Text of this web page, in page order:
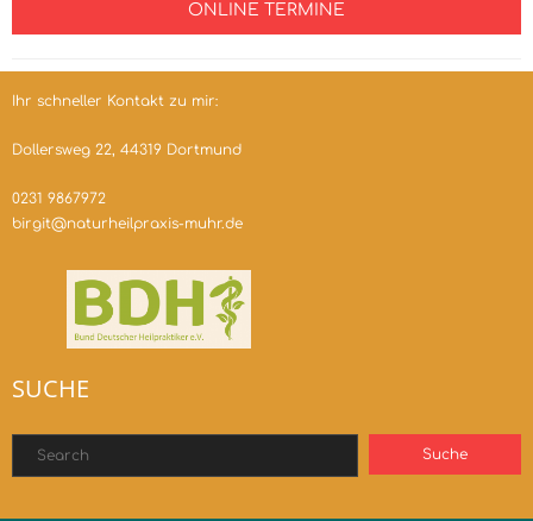
ONLINE TERMINE
Ihr schneller Kontakt zu mir:
Dollersweg 22, 44319 Dortmund
0231 9867972
birgit@naturheilpraxis-muhr.de
SUCHE